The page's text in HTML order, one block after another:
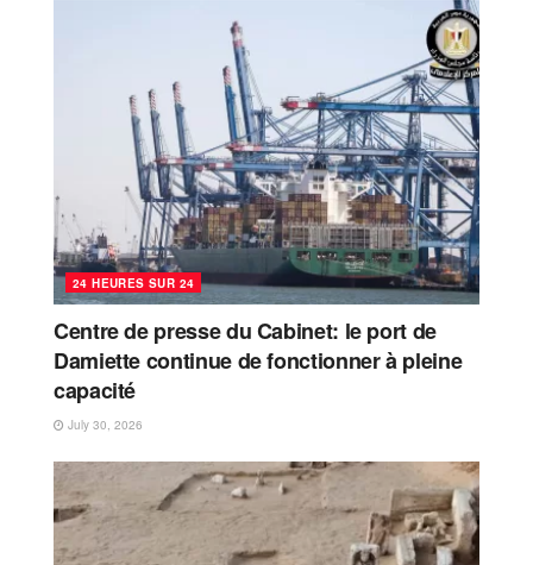
24 HEURES SUR 24
Centre de presse du Cabinet: le port de
Damiette continue de fonctionner à pleine
capacité
July 30, 2026